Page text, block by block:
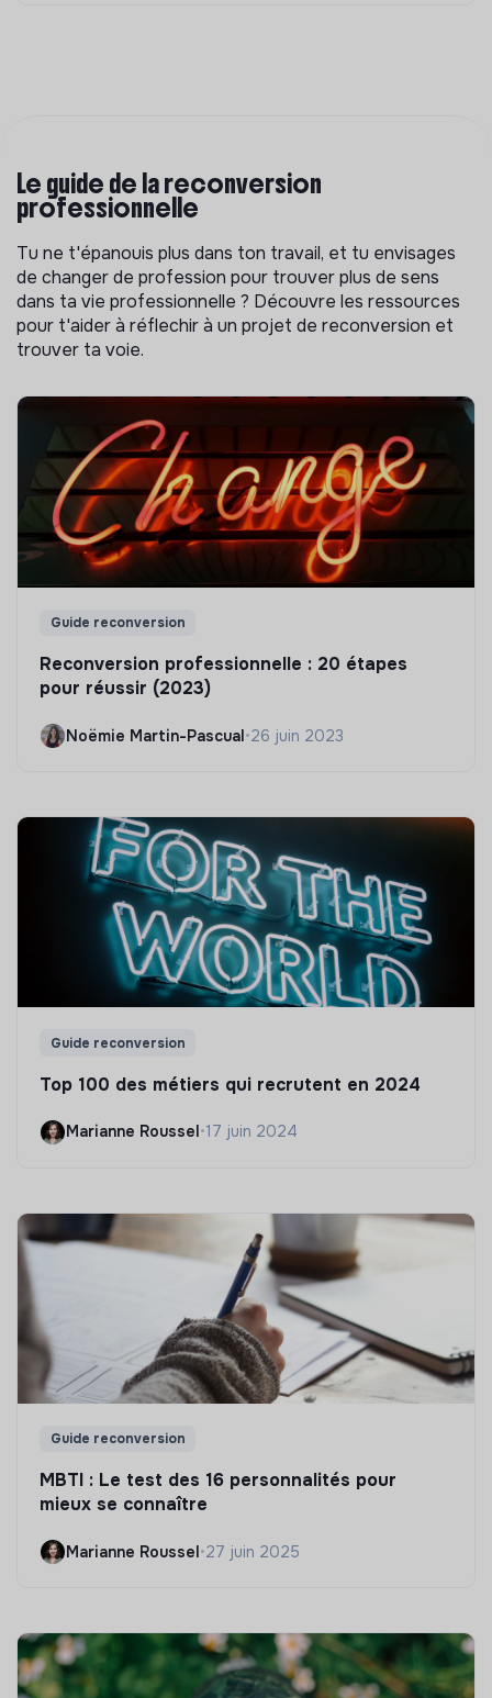
Le guide de la reconversion
professionnelle
Tu ne t'épanouis plus dans ton travail, et tu envisages
de changer de profession pour trouver plus de sens
dans ta vie professionnelle ? Découvre les ressources
pour t'aider à réflechir à un projet de reconversion et
trouver ta voie.
Guide reconversion
Reconversion professionnelle : 20 étapes
pour réussir (2023)
Noëmie Martin-Pascual•26 juin 2023
Guide reconversion
Top 100 des métiers qui recrutent en 2024
Marianne Roussel •17 juin 2024
Guide reconversion
MBTI : Le test des 16 personnalités pour
mieux se connaître
Marianne Roussel•27 juin 2025